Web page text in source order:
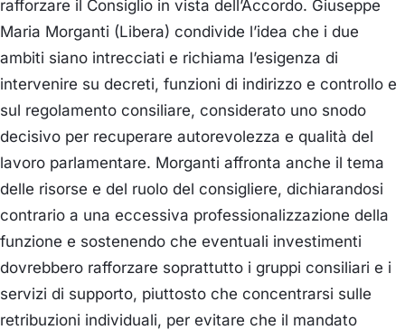
rafforzare il Consiglio in vista dell’Accordo. Giuseppe
Maria Morganti (Libera) condivide l’idea che i due
ambiti siano intrecciati e richiama l’esigenza di
intervenire su decreti, funzioni di indirizzo e controllo e
sul regolamento consiliare, considerato uno snodo
decisivo per recuperare autorevolezza e qualità del
lavoro parlamentare. Morganti affronta anche il tema
delle risorse e del ruolo del consigliere, dichiarandosi
contrario a una eccessiva professionalizzazione della
funzione e sostenendo che eventuali investimenti
dovrebbero rafforzare soprattutto i gruppi consiliari e i
servizi di supporto, piuttosto che concentrarsi sulle
retribuzioni individuali, per evitare che il mandato